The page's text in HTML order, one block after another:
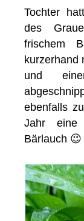
Tochter
des
frischem
kurzerhand
und
ebenfalls
Jahr eine
Bärlauch 😉